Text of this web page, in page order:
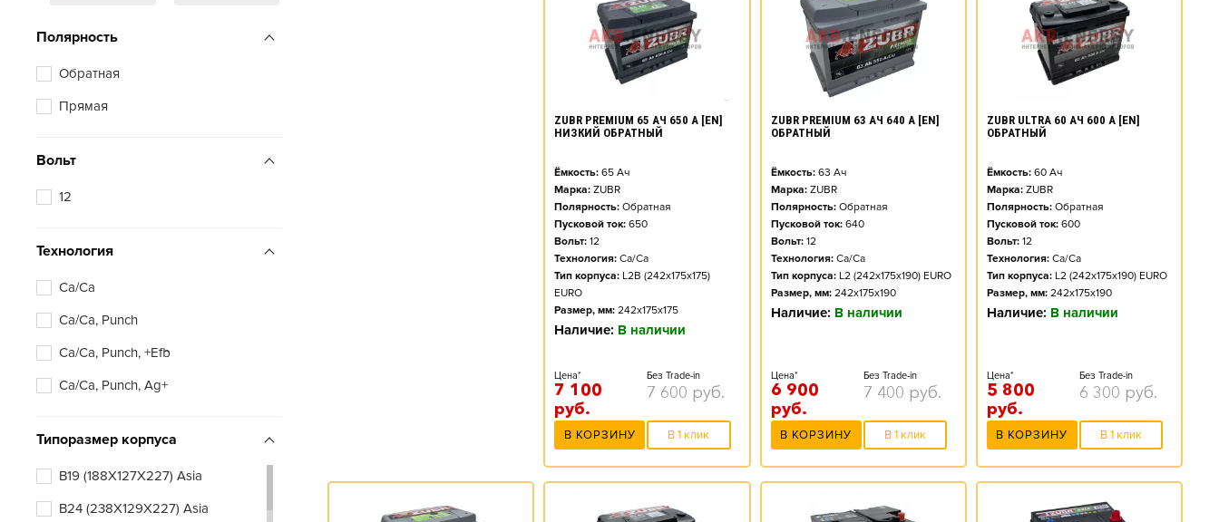
Полярность
Обратная
Прямая
Вольт
12
Технология
Ca/Ca
Ca/Ca, Punch
Ca/Ca, Punch, +Efb
Ca/Ca, Punch, Ag+
Типоразмер корпуса
B19 (188X127X227) Asia
B24 (238X129X227) Asia
ZUBR PREMIUM 65 АЧ 650 А [EN]
НИЗКИЙ ОБРАТНЫЙ
Ёмкость: 65 Ач
Марка: ZUBR
Полярность: Обратная
Пусковой ток: 650
Вольт: 12
Технология: Ca/Ca
Тип корпуса: L2B (242x175x175)
EURO
Размер, мм: 242x175x175
Наличие: В наличии
Цена*
7 100
руб.
Без Trade-in
7 600 руб.
В КОРЗИНУ В 1 клик
ZUBR PREMIUM 63 АЧ 640 А [EN]
ОБРАТНЫЙ
Ёмкость: 63 Ач
Марка: ZUBR
Полярность: Обратная
Пусковой ток: 640
Вольт: 12
Технология: Ca/Ca
Тип корпуса: L2 (242x175x190) EURO
Размер, мм: 242x175x190
Наличие: В наличии
Цена*
6 900
руб.
Без Trade-in
7 400 руб.
В КОРЗИНУ В 1 клик
ZUBR ULTRA 60 АЧ 600 А [EN]
ОБРАТНЫЙ
Ёмкость: 60Ач
Марка: ZUBR
Полярность: Обратная
Пусковой ток: 600
Вольт: 12
Технология: Ca/Ca
Тип корпуса: L2 (242x175x190) EURO
Размер, мм: 242x175x190
Наличие: В наличии
Цена*
5 800
руб.
Без Trade-in
6 300 руб.
В КОРЗИНУ В 1 клик